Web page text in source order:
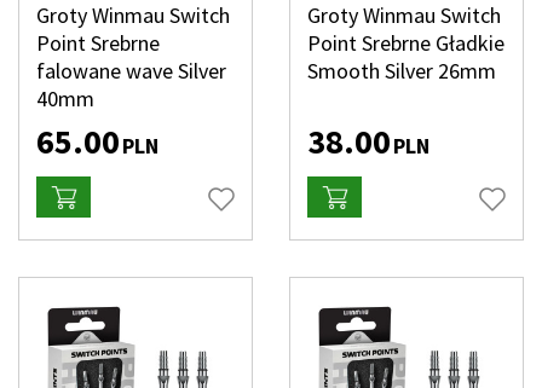
Groty Winmau Switch
Point Srebrne
falowane wave Silver
40mm
65.00PLN
Groty Winmau Switch
Point Srebrne Gładkie
Smooth Silver 26mm
38.00PLN